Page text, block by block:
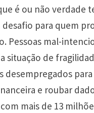
é ou não verdade
para quem
. Pessoas mal-
situação de
desempregados
e roubar
mais de 13